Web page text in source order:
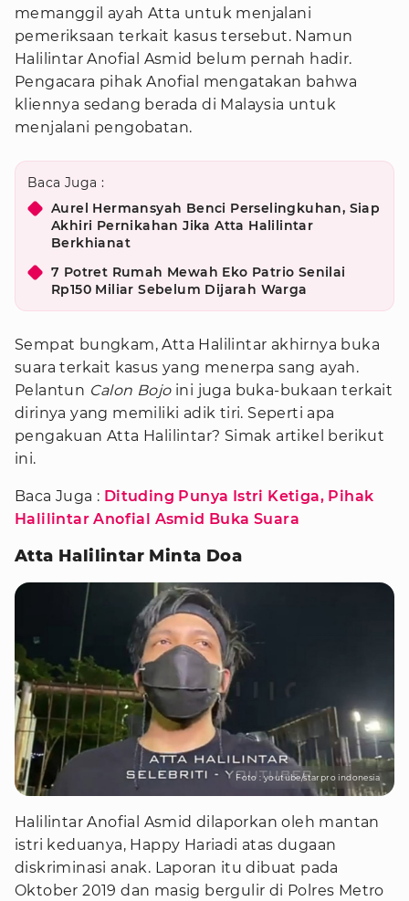
memanggil ayah Atta untuk menjalani
pemeriksaan terkait kasus tersebut. Namun
Halilintar Anofial Asmid belum pernah hadir.
Pengacara pihak Anofial mengatakan bahwa
kliennya sedang berada di Malaysia untuk
menjalani pengobatan.
Baca Juga :
Aurel Hermansyah Benci Perselingkuhan, Siap
Akhiri Pernikahan Jika Atta Halilintar
Berkhianat
7 Potret Rumah Mewah Eko Patrio Senilai
Rp150 Miliar Sebelum Dijarah Warga
Sempat bungkam, Atta Halilintar akhirnya buka
suara terkait kasus yang menerpa sang ayah.
Pelantun Calon Bojo ini juga buka-bukaan terkait
dirinya yang memiliki adik tiri. Seperti apa
pengakuan Atta Halilintar? Simak artikel berikut
ini.
Baca Juga : Dituding Punya Istri Ketiga, Pihak
Halilintar Anofial Asmid Buka Suara
Atta Halilintar Minta Doa
Foto : youtube/starpro indonesia
Halilintar Anofial Asmid dilaporkan oleh mantan
istri keduanya, Happy Hariadi atas dugaan
diskriminasi anak. Laporan itu dibuat pada
Oktober 2019 dan masig bergulir di Polres Metro